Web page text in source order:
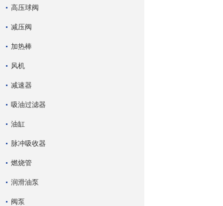
高压球阀
减压阀
加热棒
风机
减速器
吸油过滤器
油缸
脉冲吸收器
燃烧管
润滑油泵
阀泵